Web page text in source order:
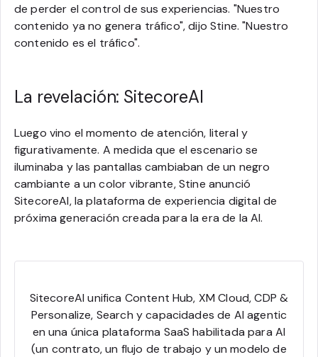
de perder el control de sus experiencias. "Nuestro
contenido ya no genera tráfico", dijo Stine. "Nuestro
contenido es el tráfico".
La revelación: SitecoreAI
Luego vino el momento de atención, literal y
figurativamente. A medida que el escenario se
iluminaba y las pantallas cambiaban de un negro
cambiante a un color vibrante, Stine anunció
SitecoreAI, la plataforma de experiencia digital de
próxima generación creada para la era de la AI.
SitecoreAI unifica Content Hub, XM Cloud, CDP &
Personalize, Search y capacidades de AI agentic
en una única plataforma SaaS habilitada para AI
(un contrato, un flujo de trabajo y un modelo de